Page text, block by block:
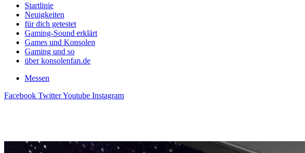
Startlinie
Neuigkeiten
für dich getestet
Gaming-Sound erklärt
Games und Konsolen
Gaming und so
über konsolenfan.de
Messen
Facebook TwitterYoutube Instagram